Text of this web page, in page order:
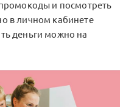
и посмотреть
в личном кабинете
деньги можно на